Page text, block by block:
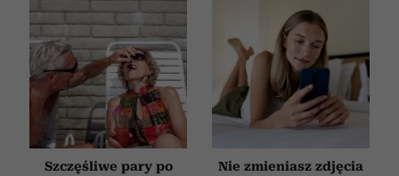
Szczęśliwe pary po
Nie zmieniasz zdjęcia